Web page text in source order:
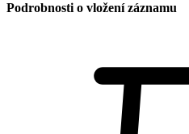
Podrobnosti o vložení záznamu